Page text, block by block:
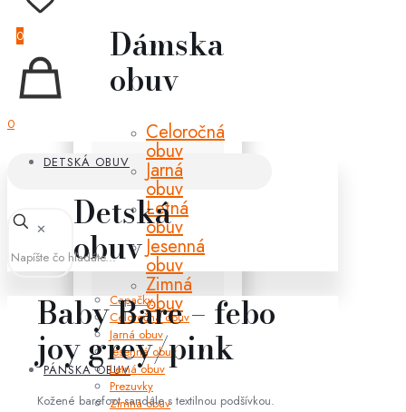
Dámska
obuv
Celoročná
obuv
Jarná
obuv
Letná
obuv
Jesenná
obuv
Zimná
obuv
PÁNSKA OBUV
0
0
DETSKÁ OBUV
Detská
obuv
Capačky
Celoročná obuv
Jarná obuv
Jesenná obuv
Letná obuv
Prezuvky
Zimná obuv
✕
Baby Bare – febo
joy grey/pink
Kožené barefoot sandále s textilnou podšívkou.